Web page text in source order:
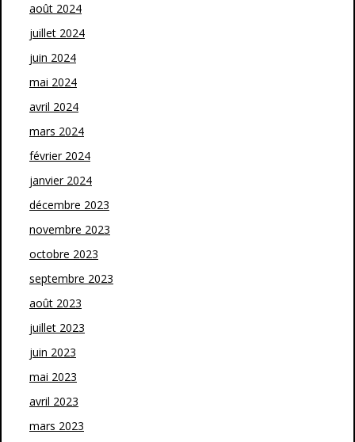
août 2024
juillet 2024
juin 2024
mai 2024
avril 2024
mars 2024
février 2024
janvier 2024
décembre 2023
novembre 2023
octobre 2023
septembre 2023
août 2023
juillet 2023
juin 2023
mai 2023
avril 2023
mars 2023